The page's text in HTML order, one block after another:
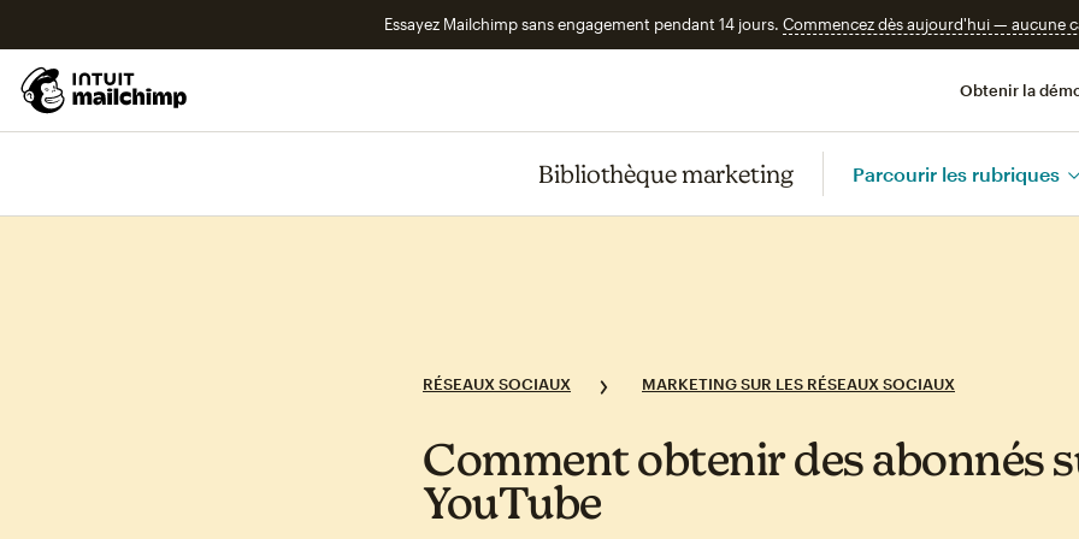
Essayez Mailchimp sans engagement pendant 14 jours. Commencez dès aujourd'hui — aucune
Obtenir la
Bibliothèque marketing Parcourir les rubriques
RÉSEAUX SOCIAUX MARKETING SUR LES RÉSEAUX SOCIAUX
Comment obtenir des abonnés
YouTube